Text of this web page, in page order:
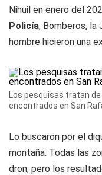
Nihuil en enero del
Policía, Bomberos, la
hombre hicieron una
Los pesquisas tratan
encontrados en San
Lo buscaron por el
montaña. Todas las
dron, pero los